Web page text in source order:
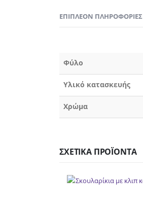
ΕΠΙΠΛΈΟΝ ΠΛΗΡΟΦΟΡΊΕΣ
Φύλο
Υλικό κατασκευής
Χρώμα
ΣΧΕΤΙΚΆ ΠΡΟΪΌΝΤΑ